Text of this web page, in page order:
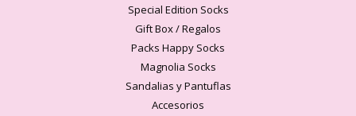
Special Edition Socks
Gift Box / Regalos
Packs Happy Socks
Magnolia Socks
Sandalias y Pantuflas
Accesorios